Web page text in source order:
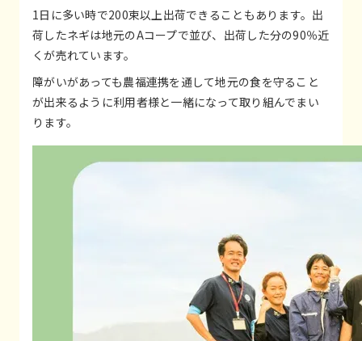
1日に多い時で200束以上出荷できることもあります。出
荷したネギは地元のAコープで並び、出荷した分の90％近
くが売れています。
障がいがあっても農福連携を通して地元の食を守ること
が出来るように利用者様と一緒になって取り組んでまい
ります。